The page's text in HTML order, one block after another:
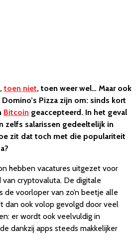
toen niet, toen weer wel… Maar ook
Pizza zijn om: sinds kort
Bitcoin geaccepteerd. In het geval
zelfs salarissen gedeeltelijk in
zit dat toch met die populariteit
hebben vacatures uitgezet voor
cryptovaluta. De digitale
de voorloper van zo’n beetje alle
dan ook volop gevolgd door veel
er wordt ook veelvuldig in
dankzij apps steeds makkelijker